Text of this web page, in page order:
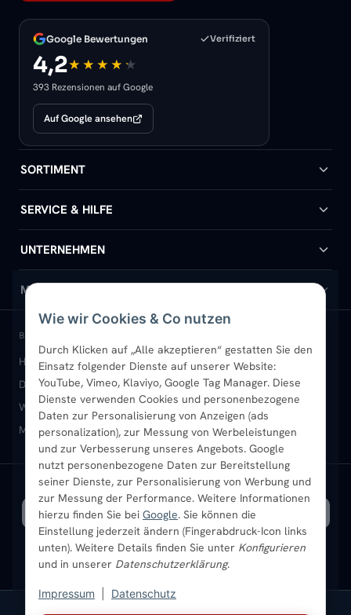
Wie wir Cookies & Co nutzen
Durch Klicken auf „Alle akzeptieren“ gestatten Sie den
Einsatz folgender Dienste auf unserer Website:
YouTube, Vimeo, Klaviyo, Google Tag Manager. Diese
Dienste verwenden Cookies und personenbezogene
Daten zur Personalisierung von Anzeigen (ads
personalization), zur Messung von Werbeleistungen
und zur Verbesserung unseres Angebots. Google
nutzt personenbezogene Daten zur Bereitstellung
seiner Dienste, zur Personalisierung von Werbung und
zur Messung der Performance. Weitere Informationen
hierzu finden Sie bei Google. Sie können die
Einstellung jederzeit ändern (Fingerabdruck-Icon links
unten). Weitere Details finden Sie unter Konfigurieren
und in unserer Datenschutzerklärung.
Impressum Datenschutz
Google Bewertungen Verifiziert
4,2
393 Rezensionen auf Google
Auf Google ansehen
SORTIMENT
Badheizkörper
Handtuchheizkörper
Design-Heizkörper
Paneelheizkörper
Vertikal-Heizkörper
Heizkörper-Zubehör
SERVICE & HILFE
Hilfe & Kontakt
Versand & Lieferung
Rückgabe & Widerruf
Garantie & Gewährleistung
Montageservice vor Ort
Sendung verfolgen
UNTERNEHMEN
Wir über uns
Standort & Abholung Jüchen
B2B-Kunden
Karriere
Ratgeber
Bestpreisgarantie
MEIN KONTO
Anmelden / Mein Konto
Merkliste
Newsletter
Aktuelle Angebote
BELIEBTE KATEGORIEN
Heizkörper kaufenBadheizkörperHandtuchheizkörper
Design-HeizkörperPaneelheizkörperVertikal-Heizkörper
Wandheizkörper Wohnraum-Heizkörper Badheizkörper Schwarz
Mischbetrieb-HeizkörperHeizkörper-ZubehörAktuelle Angebote
VERSAND MIT